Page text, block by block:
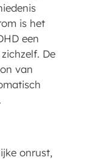
is het
een
De
van
onrust,